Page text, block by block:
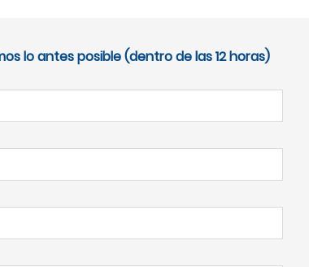
lo antes posible (dentro de las 12 horas)